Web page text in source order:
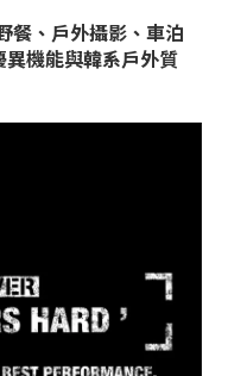
餐、戶外攝影、車泊
機能與韓系戶外質